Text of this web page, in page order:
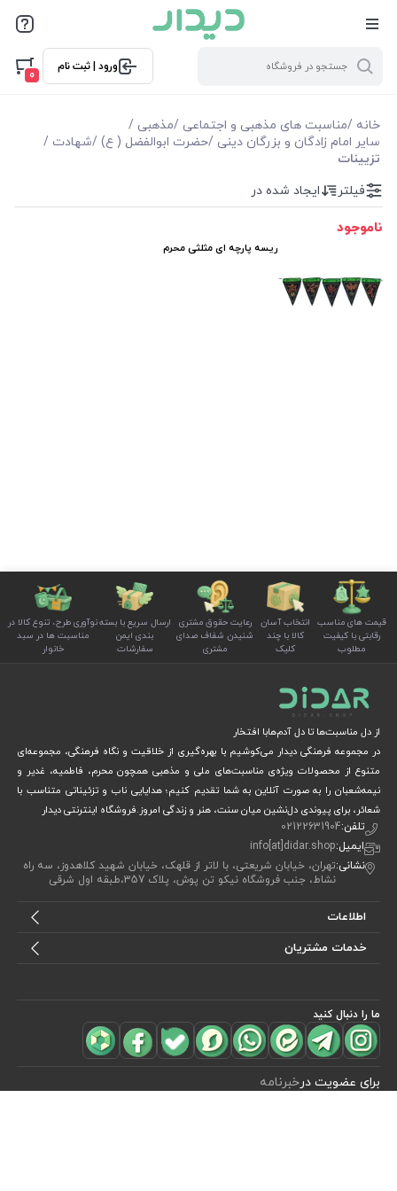
ورود | ثبت نام
0
خانه /مناسبت های مذهبی و اجتماعی /مذهبی /
سایر امام زادگان و بزرگان دینی /حضرت ابوالفضل ( ع) /شهادت /
تزیینات
فیلترها
موجودی
نمایش همه محصولات
مشاهده محصولات(1)
فیلتر ایجاد شده در
ناموجود
ریسه پارچه ای مثلثی محرم
قیمت های مناسب
رقابتی با کیفیت
مطلوب
انتخاب آسان
کالا با چند
کلیک
رعایت حقوق مشتری
شنیدن شفاف صدای
مشتری
ارسال سریع با بسته
بندی ایمن
سفارشات
نوآوری طرح، تنوع کالا در
مناسبت ها در سبد
خانوار
از دل مناسبت‌ها تا دل آدم‌هابا افتخار
در مجموعه فرهنگی دیدار می‌کوشیم با بهره‌گیری از خلاقیت و نگاه فرهنگی، مجموعه‌ای
متنوع از محصولات ویژه‌ی مناسبت‌های ملی و مذهبی همچون محرم، فاطمیه، غدیر و
نیمه‌شعبان را به صورت آنلاین به شما تقدیم کنیم؛ هدایایی ناب و تزئیناتی متناسب با
شعائر، برای پیوندی دل‌نشین میان سنت، هنر و زندگی امروز.فروشگاه اینترنتی دیدار
تلفن:02122631904
ایمیل:info[at]didar.shop
نشانی:تهران، خیابان شریعتی، با لاتر از قلهک، خیابان شهید کلاهدوز، سه راه
نشاط، جنب فروشگاه نیکو تن پوش، پلاک 357،طبقه اول شرقی
اطلاعات
خدمات مشتریان
ما را دنبال کنید
برای عضویت درخبرنامه